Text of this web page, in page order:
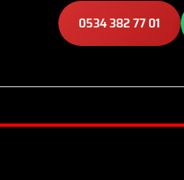
0534 382 77 01